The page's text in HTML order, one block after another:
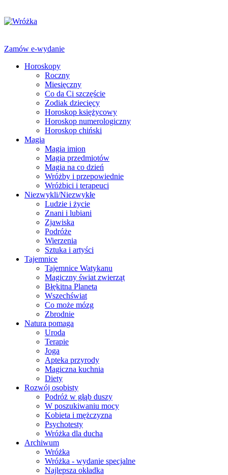
Zamów e-wydanie
Horoskopy
Roczny
Miesięczny
Co da Ci szczęście
Zodiak dziecięcy
Horoskop księżycowy
Horoskop numerologiczny
Horoskop chiński
Magia
Magia imion
Magia przedmiotów
Magia na co dzień
Wróżby i przepowiednie
Wróżbici i terapeuci
Niezwykli/Niezwykłe
Ludzie i życie
Znani i lubiani
Zjawiska
Podróże
Wierzenia
Sztuka i artyści
Tajemnice
Tajemnice Watykanu
Magiczny świat zwierząt
Błękitna Planeta
Wszechświat
Co może mózg
Zbrodnie
Natura pomaga
Uroda
Terapie
Joga
Apteka przyrody
Magiczna kuchnia
Diety
Rozwój osobisty
Podróż w głąb duszy
W poszukiwaniu mocy
Kobieta i mężczyzna
Psychotesty
Wróżka dla ducha
Archiwum
Wróżka
Wróżka - wydanie specjalne
Najlepsza okładka